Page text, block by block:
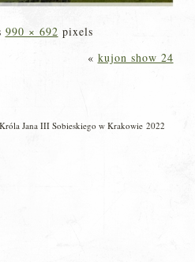
990 × 692 pixels
« kujon show 24
Jana III Sobieskiego w Krakowie 2022